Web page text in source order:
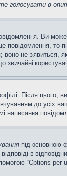
голосувати в
Ви
то
не
Після цього,
до усіх
написання
під основною
в
“Options